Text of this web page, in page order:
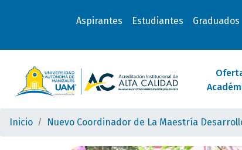
Aspirantes Estudiantes Graduados
Inicio Nuevo Coordinador de La Maestría